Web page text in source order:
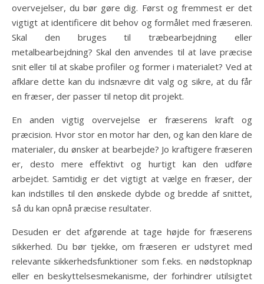
overvejelser, du bør gøre dig. Først og fremmest er det
vigtigt at identificere dit behov og formålet med fræseren.
Skal den bruges til træbearbejdning eller
metalbearbejdning? Skal den anvendes til at lave præcise
snit eller til at skabe profiler og former i materialet? Ved at
afklare dette kan du indsnævre dit valg og sikre, at du får
en fræser, der passer til netop dit projekt.
En anden vigtig overvejelse er fræserens kraft og
præcision. Hvor stor en motor har den, og kan den klare de
materialer, du ønsker at bearbejde? Jo kraftigere fræseren
er, desto mere effektivt og hurtigt kan den udføre
arbejdet. Samtidig er det vigtigt at vælge en fræser, der
kan indstilles til den ønskede dybde og bredde af snittet,
så du kan opnå præcise resultater.
Desuden er det afgørende at tage højde for fræserens
sikkerhed. Du bør tjekke, om fræseren er udstyret med
relevante sikkerhedsfunktioner som f.eks. en nødstopknap
eller en beskyttelsesmekanisme, der forhindrer utilsigtet